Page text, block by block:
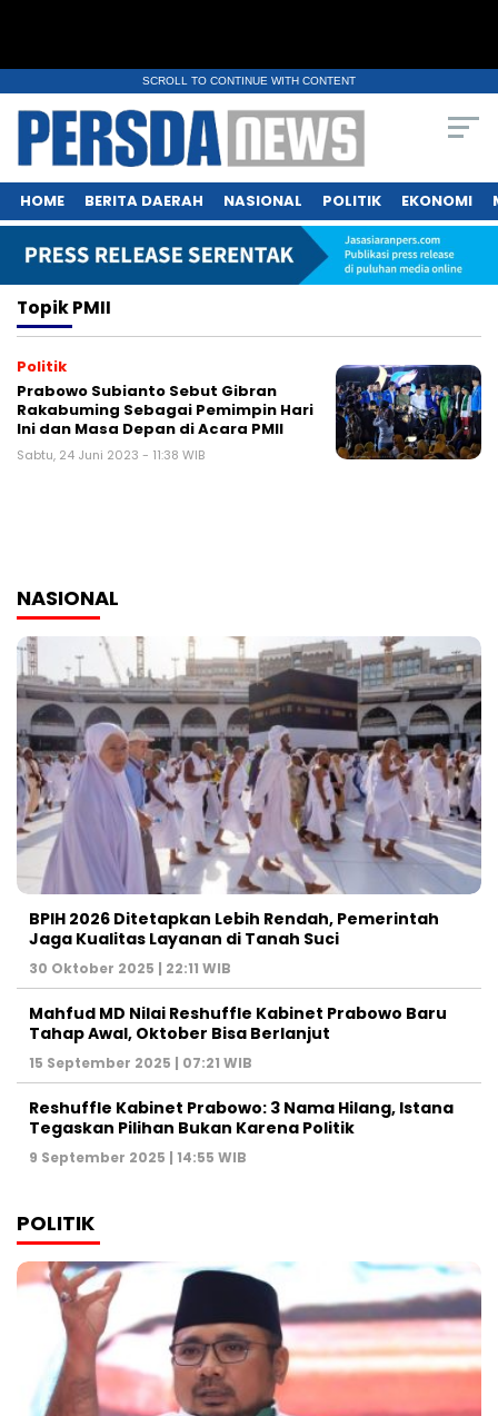
SCROLL TO CONTINUE WITH CONTENT
HOME BERITA DAERAH NASIONAL POLITIK EKONOMI
TopikPMII
Politik
Prabowo Subianto Sebut Gibran
Rakabuming Sebagai Pemimpin Hari
Ini dan Masa Depan di Acara PMII
Sabtu, 24 Juni 2023 - 11:38 WIB
NASIONAL
BPIH 2026 Ditetapkan Lebih Rendah, Pemerintah
Jaga Kualitas Layanan di Tanah Suci
30 Oktober 2025 | 22:11 WIB
Mahfud MD Nilai Reshuffle Kabinet Prabowo Baru
Tahap Awal, Oktober Bisa Berlanjut
15 September 2025 | 07:21 WIB
Reshuffle Kabinet Prabowo: 3 Nama Hilang, Istana
Tegaskan Pilihan Bukan Karena Politik
9 September 2025 | 14:55 WIB
POLITIK